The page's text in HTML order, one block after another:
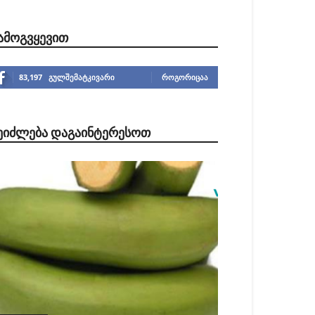
83,197 გულშემატკივარი ᲠᲝᲒᲝᲠᲘᲪᲐᲐ
ᲓᲐᲒᲐᲘᲜᲢᲔᲠᲔᲡᲝᲗ